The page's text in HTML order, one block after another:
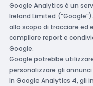
Google Analytics è un
Ireland Limited
allo scopo di tracciare ed
compilare report e
Google.
Google potrebbe
personalizzare gli
In Google Analytics 4, gli